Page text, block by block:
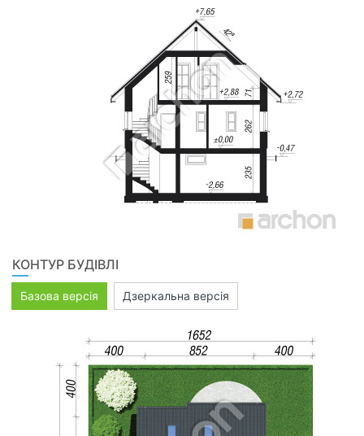
КОНТУР БУДІВЛІ
Базова версія Дзеркальна версія